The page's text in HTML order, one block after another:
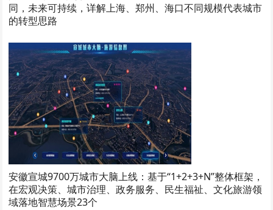
同，未来可持续，详解上海、郑州、海口不同规模代表城市
的转型思路
安徽宣城9700万城市大脑上线：基于“1+2+3+N”整体框架，
在宏观决策、城市治理、政务服务、民生福祉、文化旅游领
域落地智慧场景23个